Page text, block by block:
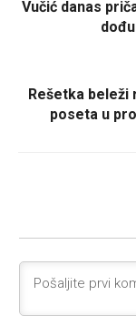
Vučić danas
Rešetka
poseta u